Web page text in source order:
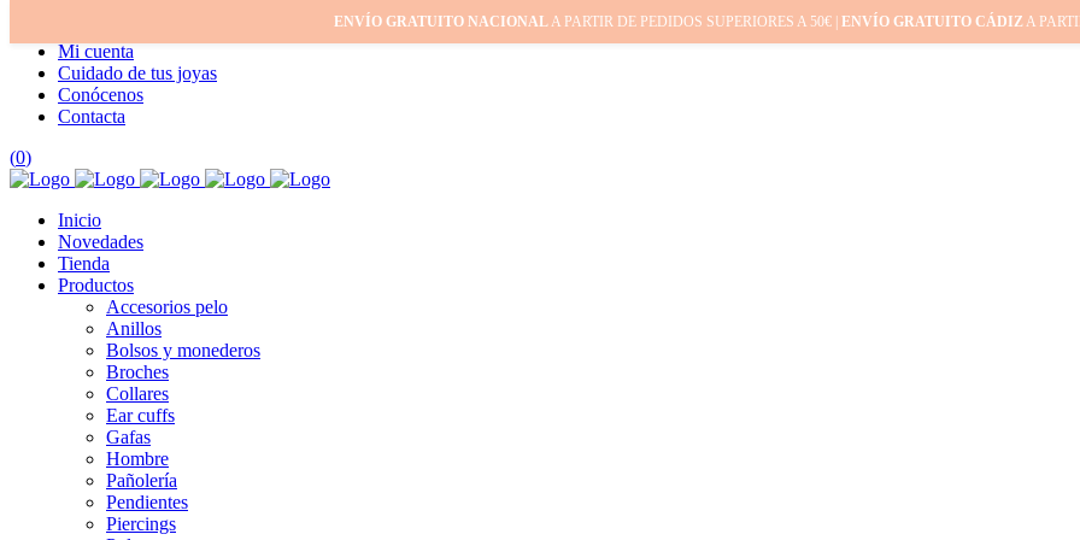
Mi cuenta
Cuidado de tus joyas
Conócenos
Contacta
(0)
Inicio
Novedades
Tienda
Productos
Accesorios pelo
Anillos
Bolsos y monederos
Broches
Collares
Ear cuffs
Gafas
Hombre
Pañolería
Pendientes
Piercings
ENVÍO GRATUITO NACIONALA PARTIR DE PEDIDOS SUPERIORES A 50€ | ENVÍO GRATUITO CÁDIZA